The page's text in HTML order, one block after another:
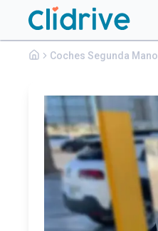
Coches Segunda Mano
NissanQashqai